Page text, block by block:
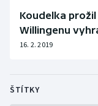
Koudelka
Willingenu
16. 2. 2019
ŠTÍTKY